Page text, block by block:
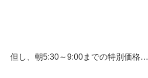
但し、朝5:30～9:00までの特別価格…